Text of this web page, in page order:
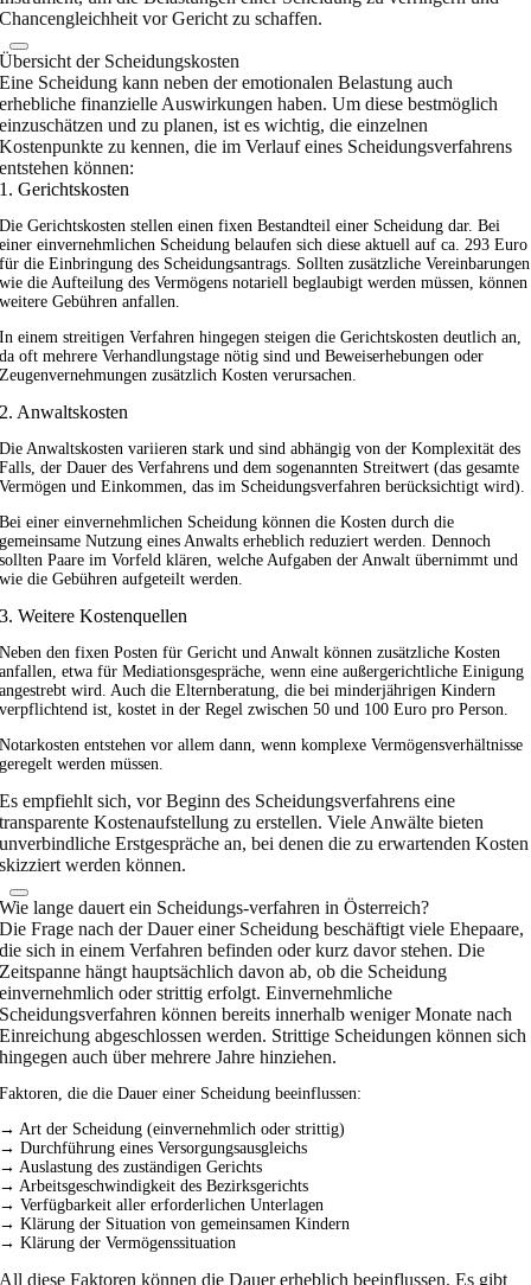
Chancengleichheit vor Gericht zu schaffen.
Übersicht der Scheidungskosten
Eine Scheidung kann neben der emotionalen Belastung auch
erhebliche finanzielle Auswirkungen haben. Um diese bestmöglich
einzuschätzen und zu planen, ist es wichtig, die einzelnen
Kostenpunkte zu kennen, die im Verlauf eines Scheidungsverfahrens
entstehen können:
1. Gerichtskosten
Die Gerichtskosten stellen einen fixen Bestandteil einer Scheidung dar. Bei
einer einvernehmlichen Scheidung belaufen sich diese aktuell auf ca. 293 Euro
für die Einbringung des Scheidungsantrags. Sollten zusätzliche Vereinbarungen
wie die Aufteilung des Vermögens notariell beglaubigt werden müssen, können
weitere Gebühren anfallen.
In einem streitigen Verfahren hingegen steigen die Gerichtskosten deutlich an,
da oft mehrere Verhandlungstage nötig sind und Beweiserhebungen oder
Zeugenvernehmungen zusätzlich Kosten verursachen.
2. Anwaltskosten
Die Anwaltskosten variieren stark und sind abhängig von der Komplexität des
Falls, der Dauer des Verfahrens und dem sogenannten Streitwert (das gesamte
Vermögen und Einkommen, das im Scheidungsverfahren berücksichtigt wird).
Bei einer einvernehmlichen Scheidung können die Kosten durch die
gemeinsame Nutzung eines Anwalts erheblich reduziert werden. Dennoch
sollten Paare im Vorfeld klären, welche Aufgaben der Anwalt übernimmt und
wie die Gebühren aufgeteilt werden.
3. Weitere Kostenquellen
Neben den fixen Posten für Gericht und Anwalt können zusätzliche Kosten
anfallen, etwa für Mediationsgespräche, wenn eine außergerichtliche Einigung
angestrebt wird. Auch die Elternberatung, die bei minderjährigen Kindern
verpflichtend ist, kostet in der Regel zwischen 50 und 100 Euro pro Person.
Notarkosten entstehen vor allem dann, wenn komplexe Vermögensverhältnisse
geregelt werden müssen.
Es empfiehlt sich, vor Beginn des Scheidungsverfahrens eine
transparente Kostenaufstellung zu erstellen. Viele Anwälte bieten
unverbindliche Erstgespräche an, bei denen die zu erwartenden Kosten
skizziert werden können.
Wie lange dauert ein Scheidungs-verfahren in Österreich?
Die Frage nach der Dauer einer Scheidung beschäftigt viele Ehepaare,
die sich in einem Verfahren befinden oder kurz davor stehen. Die
Zeitspanne hängt hauptsächlich davon ab, ob die Scheidung
einvernehmlich oder strittig erfolgt. Einvernehmliche
Scheidungsverfahren können bereits innerhalb weniger Monate nach
Einreichung abgeschlossen werden. Strittige Scheidungen können sich
hingegen auch über mehrere Jahre hinziehen.
Faktoren, die die Dauer einer Scheidung beeinflussen:
→ Art der Scheidung (einvernehmlich oder strittig)
→ Durchführung eines Versorgungsausgleichs
→ Auslastung des zuständigen Gerichts
→ Arbeitsgeschwindigkeit des Bezirksgerichts
→ Verfügbarkeit aller erforderlichen Unterlagen
→ Klärung der Situation von gemeinsamen Kindern
→ Klärung der Vermögenssituation
All diese Faktoren können die Dauer erheblich beeinflussen. Es gibt